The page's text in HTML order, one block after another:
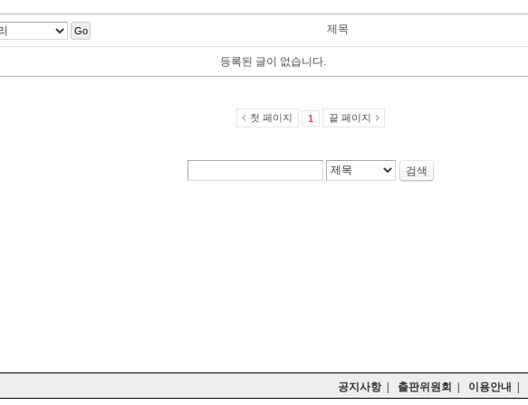
Go 제목
등록된 글이 없습니다.
첫 페이지 1 끝 페이지
검색
공지사항| 출판위원회 이용안내